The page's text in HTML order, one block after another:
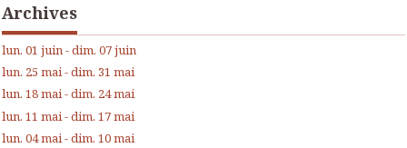
Archives
lun. 01 juin - dim. 07 juin
lun. 25 mai - dim. 31 mai
lun. 18 mai - dim. 24 mai
lun. 11 mai - dim. 17 mai
lun. 04 mai - dim. 10 mai